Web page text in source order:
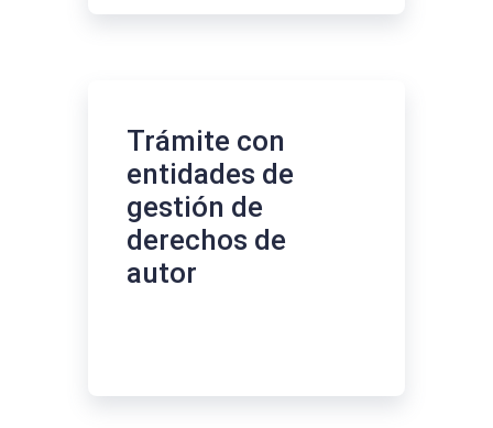
Trámite con
entidades de
gestión de
derechos de
autor